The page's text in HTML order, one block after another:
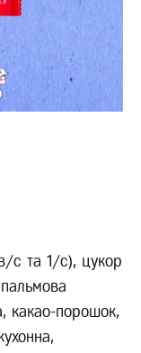
с та 1/с), цукор
какао-порошок,